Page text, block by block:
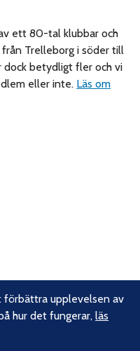
ett 80-tal klubbar och
Trelleborg i söder till
dock betydligt fler och vi
eller inte. Läs om
förbättra upplevelsen av
hur det fungerar,läs